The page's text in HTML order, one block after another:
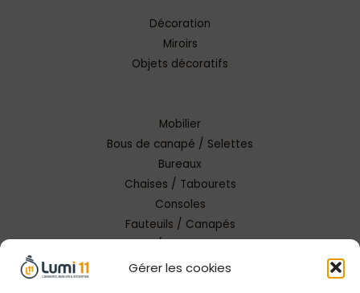
Gérer les cookies
Décoration
Miroirs
Objets décoratifs
Mobilier
Bous de canapé / Selettes
Bureaux
Chaises / Tabourets
Consoles
Fauteuils / Canapés
Tables / Tables basses